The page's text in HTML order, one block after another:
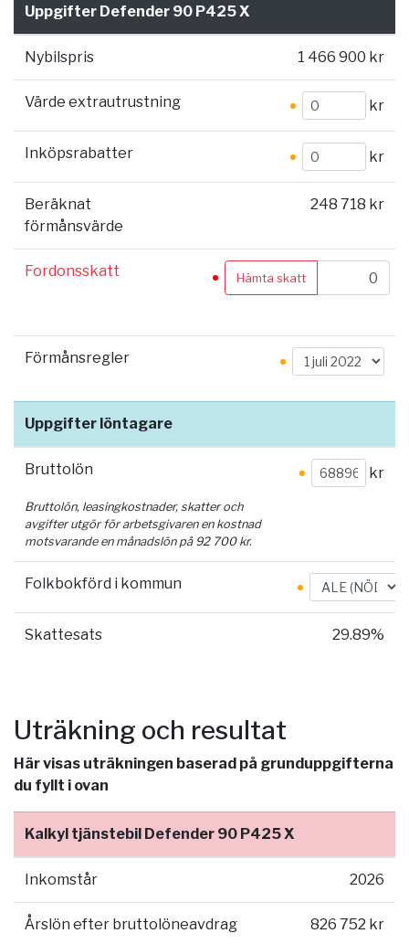
Uppgifter Defender 90 P425 X
Nybilspris 1 466 900 kr
Värde extrautrustning kr
Inköpsrabatter kr
Beräknat
förmånsvärde
248 718 kr
Fordonsskatt Hämta skatt
Förmånsregler
Uppgifter löntagare
Bruttolön kr
Bruttolön, leasingkostnader, skatter och
avgifter utgör för arbetsgivaren en kostnad
motsvarande en månadslön på 92 700kr.
Folkbokförd i kommun
Skattesats 29.89%
Uträkning och resultat
Här visas uträkningen baserad på grunduppgifterna
du fyllt i ovan
Kalkyl tjänstebil Defender 90 P425 X
Inkomstår 2026
Årslön efter bruttolöneavdrag 826 752 kr